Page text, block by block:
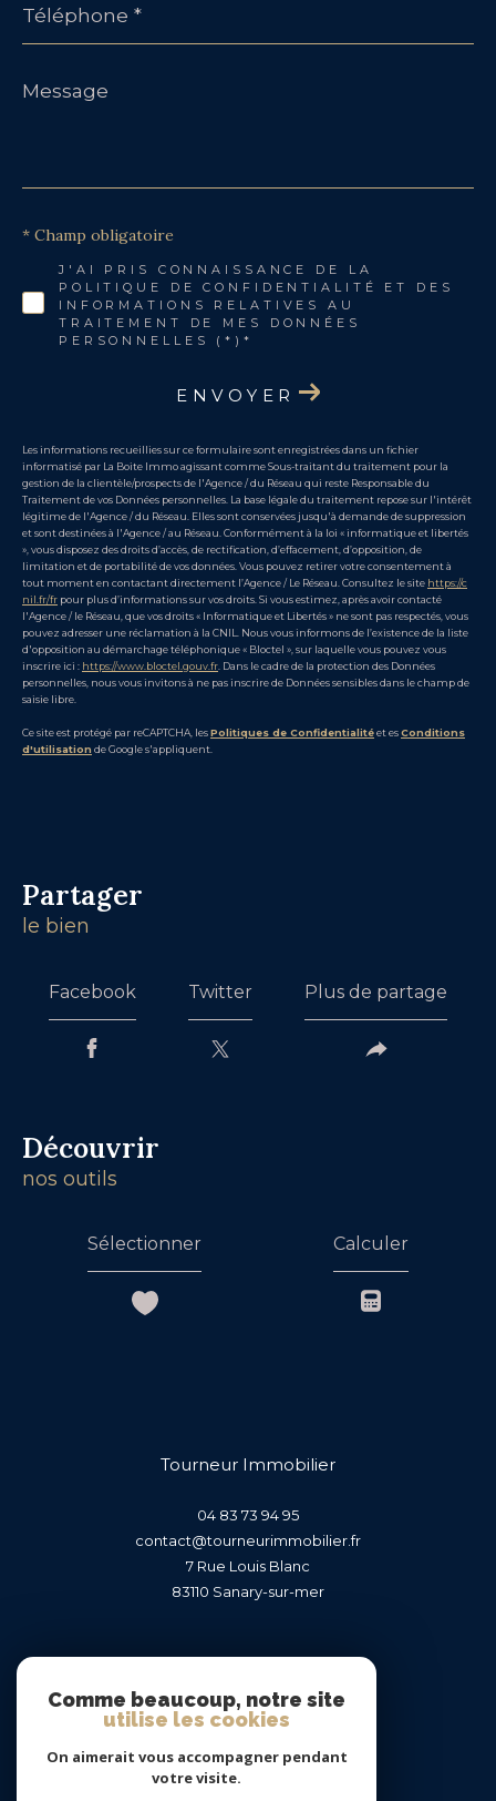
*
Message
*
J'AI PRIS CONNAISSANCE DE LA
POLITIQUE DE CONFIDENTIALITÉ ET DES
INFORMATIONS RELATIVES AU
TRAITEMENT DE MES DONNÉES
PERSONNELLES (*)*
* Champ obligatoire
ENVOYER
Les informations recueillies sur ce formulaire sont enregistrées dans un fichier
informatisé par La Boite Immo agissant comme Sous-traitant du traitement pour la
gestion de la clientèle/prospects de l'Agence / du Réseau qui reste Responsable du
Traitement de vos Données personnelles. La base légale du traitement repose sur l'intérêt
légitime de l'Agence / du Réseau. Elles sont conservées jusqu'à demande de suppression
et sont destinées à l'Agence / au Réseau. Conformément à la loi « informatique et libertés
», vous disposez des droits d’accès, de rectification, d’effacement, d’opposition, de
limitation et de portabilité de vos données. Vous pouvez retirer votre consentement à
tout moment en contactant directement l’Agence / Le Réseau. Consultez le site https://c
nil.fr/fr pour plus d’informations sur vos droits. Si vous estimez, après avoir contacté
l'Agence / le Réseau, que vos droits « Informatique et Libertés » ne sont pas respectés, vous
pouvez adresser une réclamation à la CNIL. Nous vous informons de l’existence de la liste
d'opposition au démarchage téléphonique « Bloctel », sur laquelle vous pouvez vous
inscrire ici : https://www.bloctel.gouv.fr . Dans le cadre de la protection des Données
personnelles, nous vous invitons à ne pas inscrire de Données sensibles dans le champ de
saisie libre.
Ce site est protégé par reCAPTCHA, lesPolitiques de Confidentialitéet esConditions
d'utilisation de Google s'appliquent.
partager
le bien
Facebook Twitter Plus de partage
découvrir
nos outils
Sélectionner Calculer
Tourneur Immobilier
04 83 73 94 95
contact@tourneurimmobilier.fr
7 Rue Louis Blanc
83110
sanary-sur-mer
Comme beaucoup, notre site
utilise les cookies
On aimerait vous accompagner pendant
votre visite.